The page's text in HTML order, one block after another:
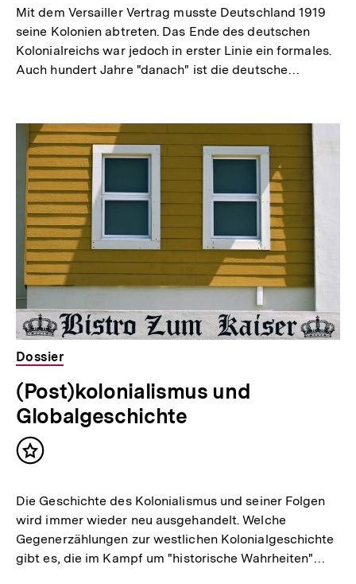
Mit dem Versailler Vertrag musste Deutschland 1919
seine Kolonien abtreten. Das Ende des deutschen
Kolonialreichs war jedoch in erster Linie ein formales.
Auch hundert Jahre "danach" ist die deutsche…
Dossier
(Post)kolonialismus und
Globalgeschichte
Inhalt
Die Geschichte des Kolonialismus und seiner Folgen
wird immer wieder neu ausgehandelt. Welche
Gegenerzählungen zur westlichen Kolonialgeschichte
gibt es, die im Kampf um "historische Wahrheiten"…